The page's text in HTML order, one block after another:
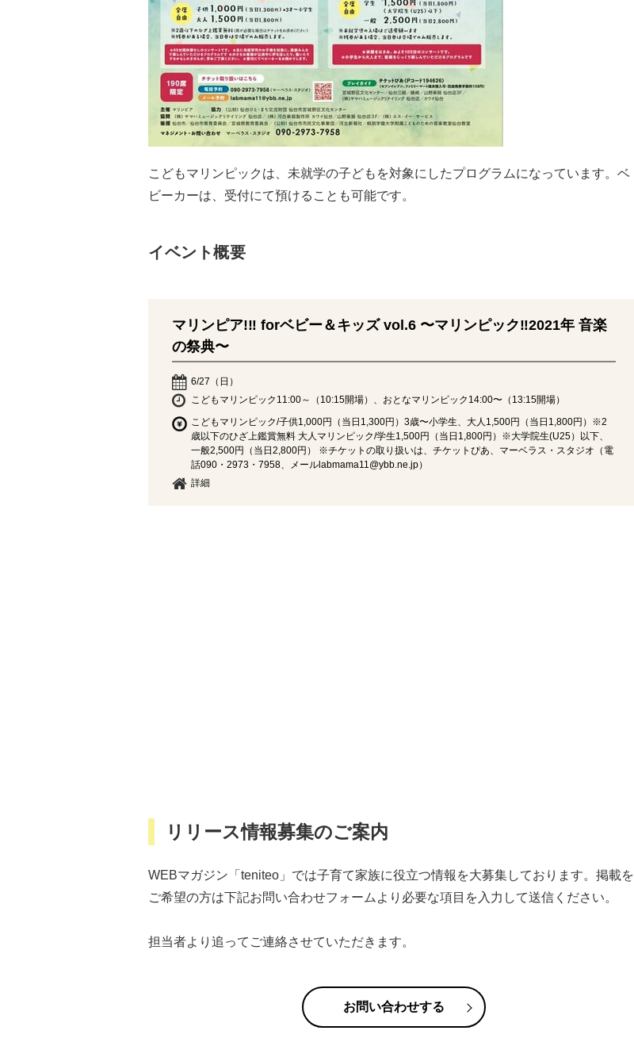
こどもマリンピックは、未就学の子どもを対象にしたプログラムになっています。ベ
ビーカーは、受付にて預けることも可能です。
イベント概要
マリンピア!‼︎ forベビー＆キッズ vol.6 〜マリンピック‼︎2021年 音楽
の祭典〜
6/27（日）
こどもマリンピック11:00～（10:15開場）、おとなマリンピック14:00〜（13:15開場）
こどもマリンピック/子供1,000円（当日1,300円）3歳〜小学生、大人1,500円（当日1,800円）※2
歳以下のひざ上鑑賞無料 大人マリンピック/学生1,500円（当日1,800円）※大学院生(U25）以下、
一般2,500円（当日2,800円） ※チケットの取り扱いは、チケットぴあ、マーベラス・スタジオ（電
話090・2973・7958、メールlabmama11@ybb.ne.jp）
詳細
リリース情報募集のご案内
WEBマガジン「teniteo」では子育て家族に役立つ情報を大募集しております。掲載を
ご希望の方は下記お問い合わせフォームより必要な項目を入力して送信ください。
担当者より追ってご連絡させていただきます。
お問い合わせする